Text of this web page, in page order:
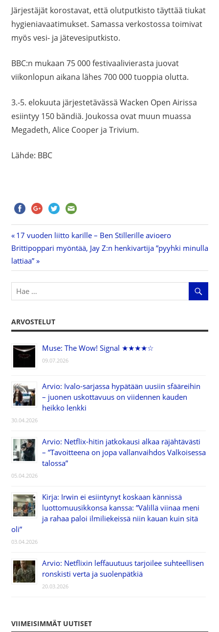
Järjestäjät korostavat, että olutputkisto täyttää tiukat
hygieniavaatimukset. Samassa verkostossa toimivat
myös vesi- ja jätevesiputkisto.
BBC:n mukaan 75 000 festivaalivierasta juovat
viikonlopun aikana lähes 700 000 tuoppia olutta.
3.-5. elokuuta järjestetävässä Wacken Open Airissa
esiintyy 150 bändiä. Joukossa ovat muun muassa
Megadeth, Alice Cooper ja Trivium.
Lähde: BBC
Artikkelien
selaus
Previous
Post:
17 vuoden liitto karille – Ben Stillerille avioero
Next
Post:
Brittipoppari myöntää, Jay Z:n henkivartija ”pyyhki minulla
lattiaa”
ARVOSTELUT
Muse: The Wow! Signal ★★★★☆
09.07.2026
Arvio: Ivalo-sarjassa hypätään uusiin sfääreihin
– juonen uskottavuus on viidennen kauden
heikko lenkki
30.04.2026
Arvio: Netflix-hitin jatkokausi alkaa räjähtävästi
– ”Tavoitteena on jopa vallanvaihdos Valkoisessa
talossa”
05.04.2026
Kirja: Irwin ei esiintynyt koskaan kännissä
luottomuusikkonsa kanssa: ”Välillä viinaa meni
ja rahaa paloi ilmiliekeissä niin kauan kuin sitä
oli”
03.04.2026
Arvio: Netflixin leffauutuus tarjoilee suhteellisen
ronskisti verta ja suolenpätkiä
20.03.2026
VIIMEISIMMÄT UUTISET